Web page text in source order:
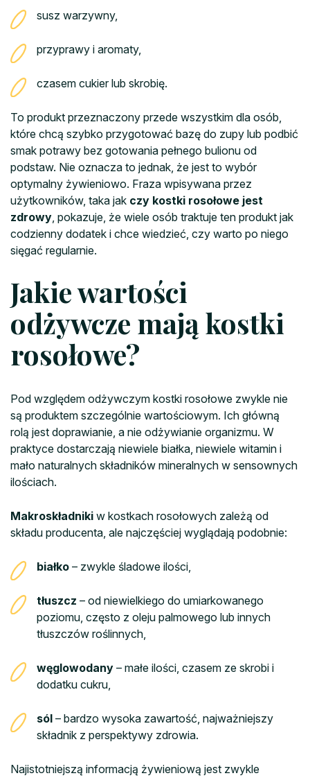
susz warzywny,
przyprawy i aromaty,
czasem cukier lub skrobię.
To produkt przeznaczony przede wszystkim dla osób,
które chcą szybko przygotować bazę do zupy lub podbić
smak potrawy bez gotowania pełnego bulionu od
podstaw. Nie oznacza to jednak, że jest to wybór
optymalny żywieniowo. Fraza wpisywana przez
użytkowników, taka jak czy kostki rosołowe jest
zdrowy, pokazuje, że wiele osób traktuje ten produkt jak
codzienny dodatek i chce wiedzieć, czy warto po niego
sięgać regularnie.
Jakie wartości
odżywcze mają kostki
rosołowe?
Pod względem odżywczym kostki rosołowe zwykle nie
są produktem szczególnie wartościowym. Ich główną
rolą jest doprawianie, a nie odżywianie organizmu. W
praktyce dostarczają niewiele białka, niewiele witamin i
mało naturalnych składników mineralnych w sensownych
ilościach.
Makroskładniki w kostkach rosołowych zależą od
składu producenta, ale najczęściej wyglądają podobnie:
białko – zwykle śladowe ilości,
tłuszcz – od niewielkiego do umiarkowanego
poziomu, często z oleju palmowego lub innych
tłuszczów roślinnych,
węglowodany – małe ilości, czasem ze skrobi i
dodatku cukru,
sól – bardzo wysoka zawartość, najważniejszy
składnik z perspektywy zdrowia.
Najistotniejszą informacją żywieniową jest zwykle